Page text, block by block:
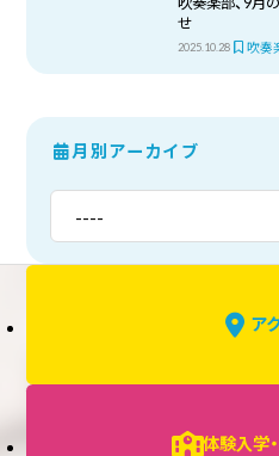
せ
2025.10.28 吹奏
月別アーカイブ
ア
体験入学